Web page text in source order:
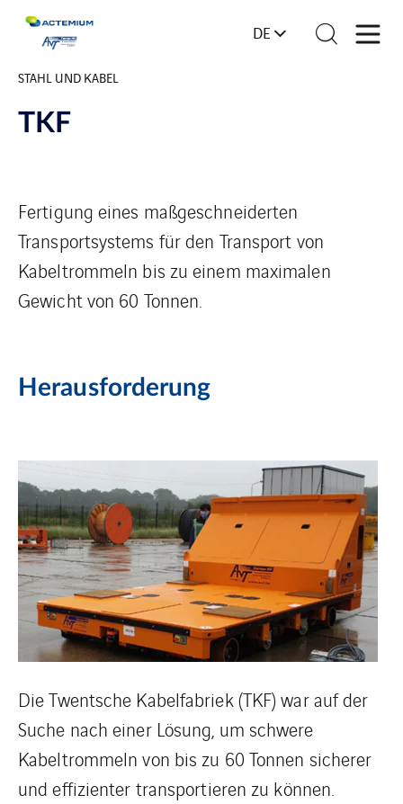
DE
STAHL UND KABEL
TKF
Fertigung eines maßgeschneiderten
Transportsystems für den Transport von
Kabeltrommeln bis zu einem maximalen
Gewicht von 60 Tonnen.
Herausforderung
Die Twentsche Kabelfabriek (TKF) war auf der
Suche nach einer Lösung, um schwere
Kabeltrommeln von bis zu 60 Tonnen sicherer
und effizienter transportieren zu können.